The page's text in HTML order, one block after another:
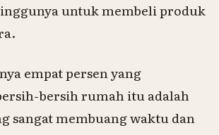
untuk membeli produk
empat persen yang
bersih rumah itu adalah
sangat membuang waktu dan